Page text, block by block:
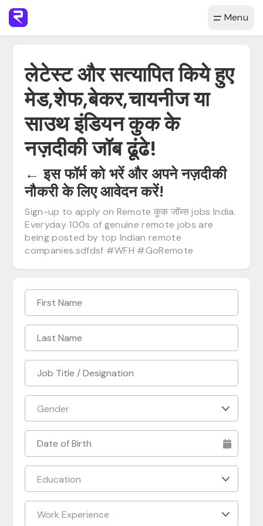
Menu
लेटेस्ट और सत्यापित किये हुए
मेड,शेफ,बेकर,चायनीज या
साउथ इंडियन कुक के
नज़दीकी जॉब ढूंढे!
← इस फॉर्म को भरें और अपने नज़दीकी
नौकरी के लिए आवेदन करें!
Sign-up to apply on Remote कुक जॉब्स jobs India.
Everyday 100s of genuine remote jobs are
being posted by top Indian remote
companies.sdfdsf #WFH #GoRemote